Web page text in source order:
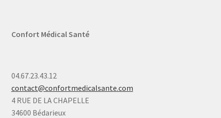
Confort Médical Santé
04.67.23.43.12
contact@confortmedicalsante.com
4 RUE DE LA CHAPELLE
34600 Bédarieux